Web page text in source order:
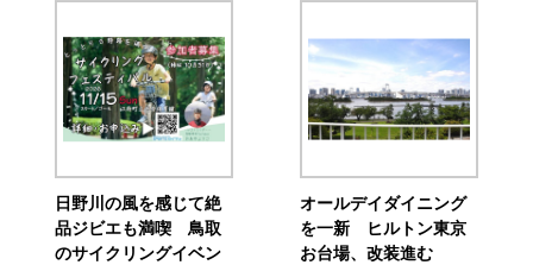
日野川の風を感じて絶
品ジビエも満喫 鳥取
のサイクリングイベン
オールデイダイニング
を一新 ヒルトン東京
お台場、改装進む